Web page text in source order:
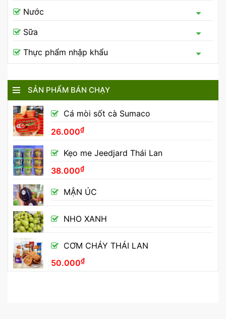
Nước
Sữa
Thực phẩm nhập khẩu
SẢN PHẨM BÁN CHẠY
Cá mòi sốt cà Sumaco
26.000₫
Kẹo me Jeedjard Thái Lan
38.000₫
MẬN ÚC
NHO XANH
CƠM CHÁY THÁI LAN
50.000₫